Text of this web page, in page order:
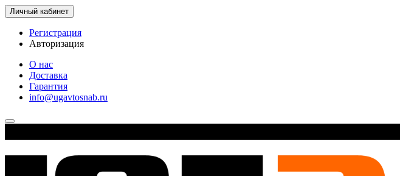
Личный кабинет
Регистрация
Авторизация
О нас
Доставка
Гарантия
info@ugavtosnab.ru